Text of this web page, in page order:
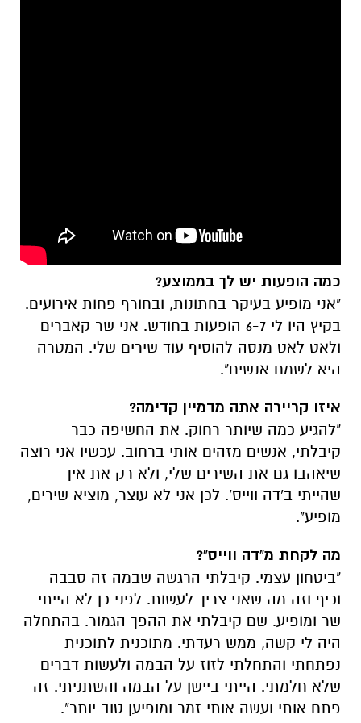
כמה הופעות יש לך בממוצע?
"אני מופיע בעיקר בחתונות, ובחורף פחות אירועים.
בקיץ היו לי 6-7 הופעות בחודש. אני שר קאברים
ולאט לאט מנסה להוסיף עוד שירים שלי. המטרה
היא לשמח אנשים".
איזו קריירה אתה מדמיין קדימה?
"להגיע כמה שיותר רחוק. את החשיפה כבר
קיבלתי, אנשים מזהים אותי ברחוב. עכשיו אני רוצה
שיאהבו גם את השירים שלי, ולא רק את איך
שהייתי ב'דה ווייס'. לכן אני לא עוצר, מוציא שירים,
מופיע".
מה לקחת מ"דה ווייס"?
"ביטחון עצמי. קיבלתי הרגשה שבמה זה סבבה
וכיף וזה מה שאני צריך לעשות. לפני כן לא הייתי
שר ומופיע. שם קיבלתי את ההפך הגמור. בהתחלה
היה לי קשה, ממש רעדתי. מתוכנית לתוכנית
נפתחתי והתחלתי לזוז על הבמה ולעשות דברים
שלא חלמתי. הייתי ביישן על הבמה והשתניתי. זה
פתח אותי ועשה אותי זמר ומופיען טוב יותר".